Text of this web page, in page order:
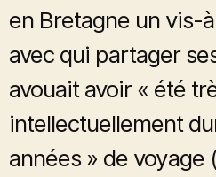
en Bretagne un vis-
avec qui partager
avouait avoir « été
intellectuellement
années » de voyage